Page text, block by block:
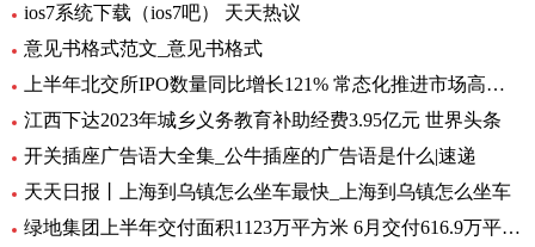
ios7系统下载（ios7吧） 天天热议
意见书格式范文_意见书格式
上半年北交所IPO数量同比增长121% 常态化推进市场高质量扩容 要闻
江西下达2023年城乡义务教育补助经费3.95亿元 世界头条
开关插座广告语大全集_公牛插座的广告语是什么|速递
天天日报丨上海到乌镇怎么坐车最快_上海到乌镇怎么坐车
绿地集团上半年交付面积1123万平方米 6月交付616.9万平方米-环球观热点